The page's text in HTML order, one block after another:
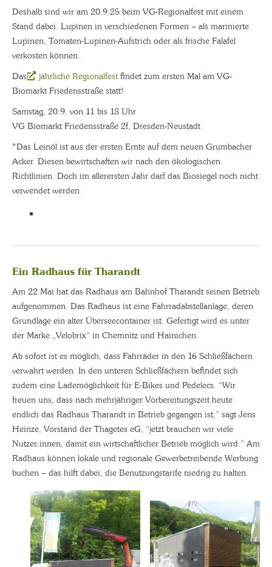
Deshalb sind wir am 20.9.25 beim VG-Regionalfest mit einem
Stand dabei. Lupinen in verschiedenen Formen – als marinierte
Lupinen, Tomaten-Lupinen-Aufstrich oder als frische Falafel
verkosten können.
Das
jährliche Regionalfest findet zum ersten Mal am VG-
Biomarkt Friedensstraße statt!
Samstag, 20.9. von 11 bis 18 Uhr
VG Biomarkt Friedensstraße 2f, Dresden-Neustadt
*Das Leinöl ist aus der ersten Ernte auf dem neuen Grumbacher
Acker. Diesen bewirtschaften wir nach den ökologischen
Richtlinien. Doch im allerersten Jahr darf das Biosiegel noch nicht
verwendet werden
Ein Radhaus für Tharandt
Am 22.Mai hat das Radhaus am Bahnhof Tharandt seinen Betrieb
aufgenommen. Das Radhaus ist eine Fahrradabstellanlage, deren
Grundlage ein alter Überseecontainer ist. Gefertigt wird es unter
der Marke „Velobrix“ in Chemnitz und Hainichen.
Ab sofort ist es möglich, dass Fahrräder in den 16 Schließfächern
verwahrt werden. In den unteren Schließfächern befindet sich
zudem eine Lademöglichkeit für E-Bikes und Pedelecs. “Wir
freuen uns, dass nach mehrjähriger Vorbereitungszeit heute
endlich das Radhaus Tharandt in Betrieb gegangen ist,” sagt Jens
Heinze, Vorstand der Thagetes eG, “jetzt brauchen wir viele
Nutzer:innen, damit ein wirtschaftlicher Betrieb möglich wird.” Am
Radhaus können lokale und regionale Gewerbetreibende Werbung
buchen – das hilft dabei, die Benutzungstarife niedrig zu halten.